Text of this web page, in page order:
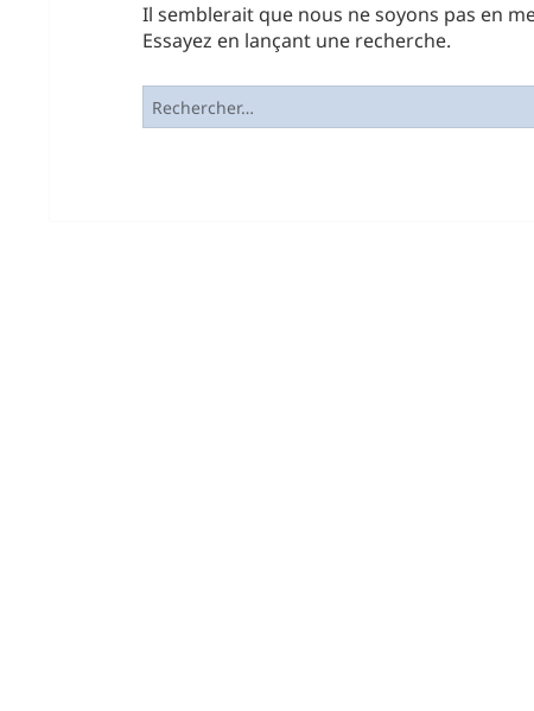
Il semblerait que nous ne soyons pas en
Essayez en lançant une recherche.
Rechercher :